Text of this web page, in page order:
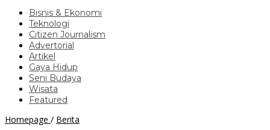
Bisnis & Ekonomi
Teknologi
Citizen Journalism
Advertorial
Artikel
Gaya Hidup
Seni Budaya
Wisata
Featured
Homepage / Berita